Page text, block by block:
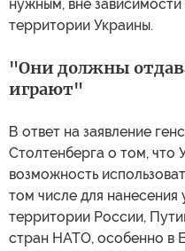
нужным, вне зависимости
территории Украины.
"Они должны
играют"
В ответ на заявление
Столтенберга о том, что
возможность
том числе для нанесения
территории России,
стран НАТО, особенно в